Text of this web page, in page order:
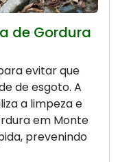
de Gordura
evitar que
de esgoto. A
a limpeza e
em Monte
prevenindo